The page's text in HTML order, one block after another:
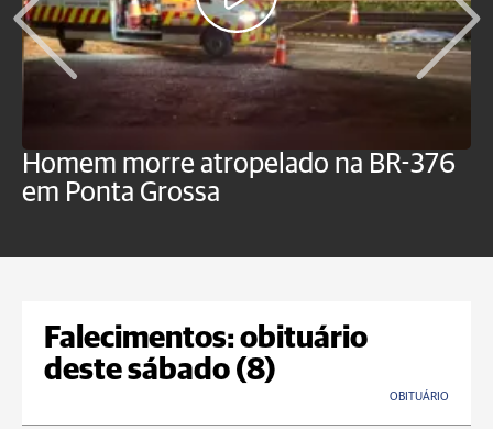
Homem morre atropelado na BR-376
em Ponta Grossa
Falecimentos: obituário
deste sábado (8)
OBITUÁRIO